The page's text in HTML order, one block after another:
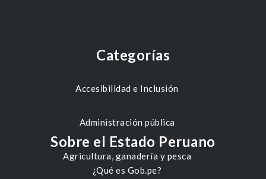
Categorías
Accesibilidad e Inclusión
Administración pública
Agricultura, ganadería y pesca
Sobre el Estado Peruano
¿Qué es Gob.pe?